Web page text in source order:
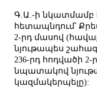
Գ.Ա.-ի նկատմամբ
հետապնդում՝
2-րդ մասով
նյութապես
236-րդ հոդվածի
նպատակով
կազմակերպելը):